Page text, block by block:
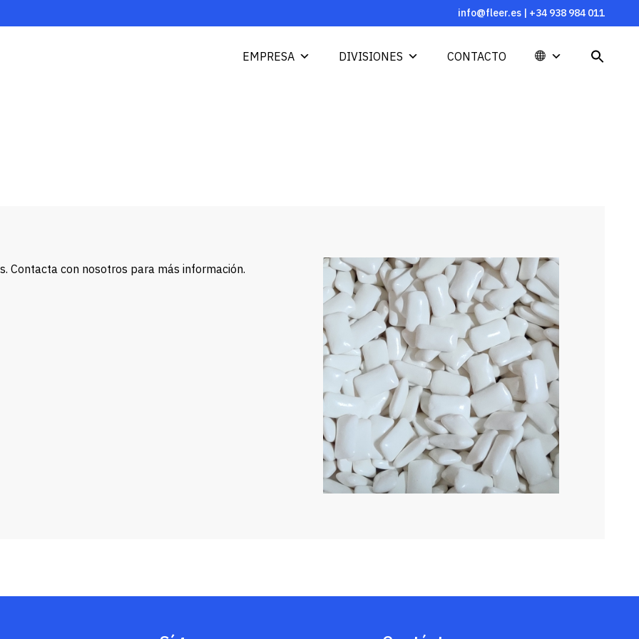
info@fleer.es | +34 938 984 011
EMPRESA DIVISIONES CONTACTO
Contacta con nosotros para más información.